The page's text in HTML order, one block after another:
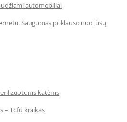
automobiliai
Saugumas priklauso nuo Jūsų
katėms
– Tofu kraikas